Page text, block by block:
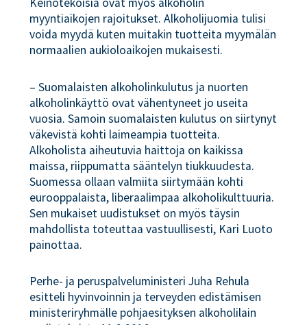
myyntiaikojen rajoitukset. Alkoholijuomia tulisi
voida myydä kuten muitakin tuotteita myymälän
normaalien aukioloaikojen mukaisesti.
– Suomalaisten alkoholinkulutus ja nuorten
alkoholinkäyttö ovat vähentyneet jo useita
vuosia. Samoin suomalaisten kulutus on siirtynyt
väkevistä kohti laimeampia tuotteita.
Alkoholista aiheutuvia haittoja on kaikissa
maissa, riippumatta sääntelyn tiukkuudesta.
Suomessa ollaan valmiita siirtymään kohti
eurooppalaista, liberaalimpaa alkoholikulttuuria.
Sen mukaiset uudistukset on myös täysin
mahdollista toteuttaa vastuullisesti, Kari Luoto
painottaa.
Perhe- ja peruspalveluministeri Juha Rehula
esitteli hyvinvoinnin ja terveyden edistämisen
ministeriryhmälle pohjaesityksen alkoholilain